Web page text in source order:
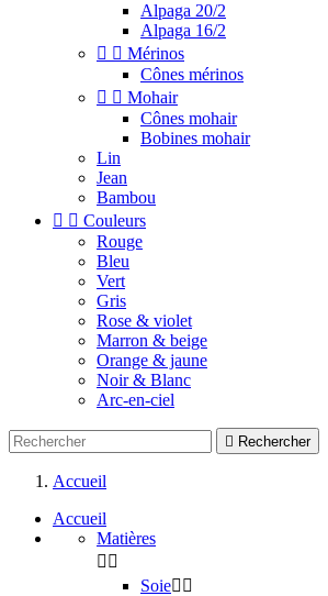
Alpaga 20/2
Alpaga 16/2
  Mérinos
Cônes mérinos
  Mohair
Cônes mohair
Bobines mohair
Lin
Jean
Bambou
  Couleurs
Rouge
Bleu
Vert
Gris
Rose & violet
Marron & beige
Orange & jaune
Noir & Blanc
Arc-en-ciel
 Rechercher
Accueil
Accueil
Matières
 
Soie 